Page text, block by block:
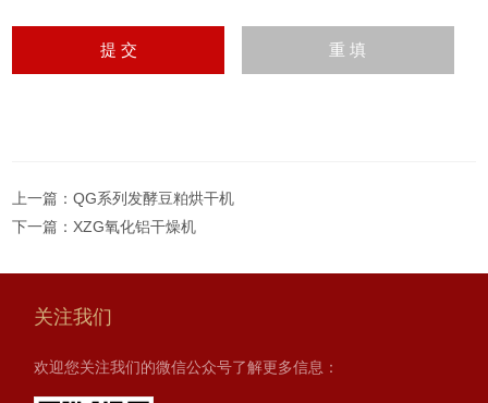
上一篇：QG系列发酵豆粕烘干机
下一篇： XZG氧化铝干燥机
关注我们
欢迎您关注我们的微信公众号了解更多信息：